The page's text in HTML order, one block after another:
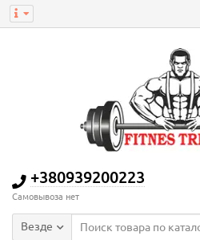
+380939200223
Самовывоза нет
Везде